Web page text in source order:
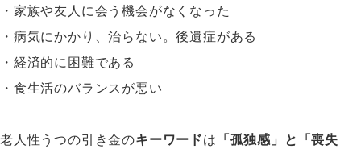
・家族や友人に会う機会がなくなった
・病気にかかり、治らない。後遺症がある
・経済的に困難である
・食生活のバランスが悪い
老人性うつの引き金のキーワードは
「孤独感」と「喪失